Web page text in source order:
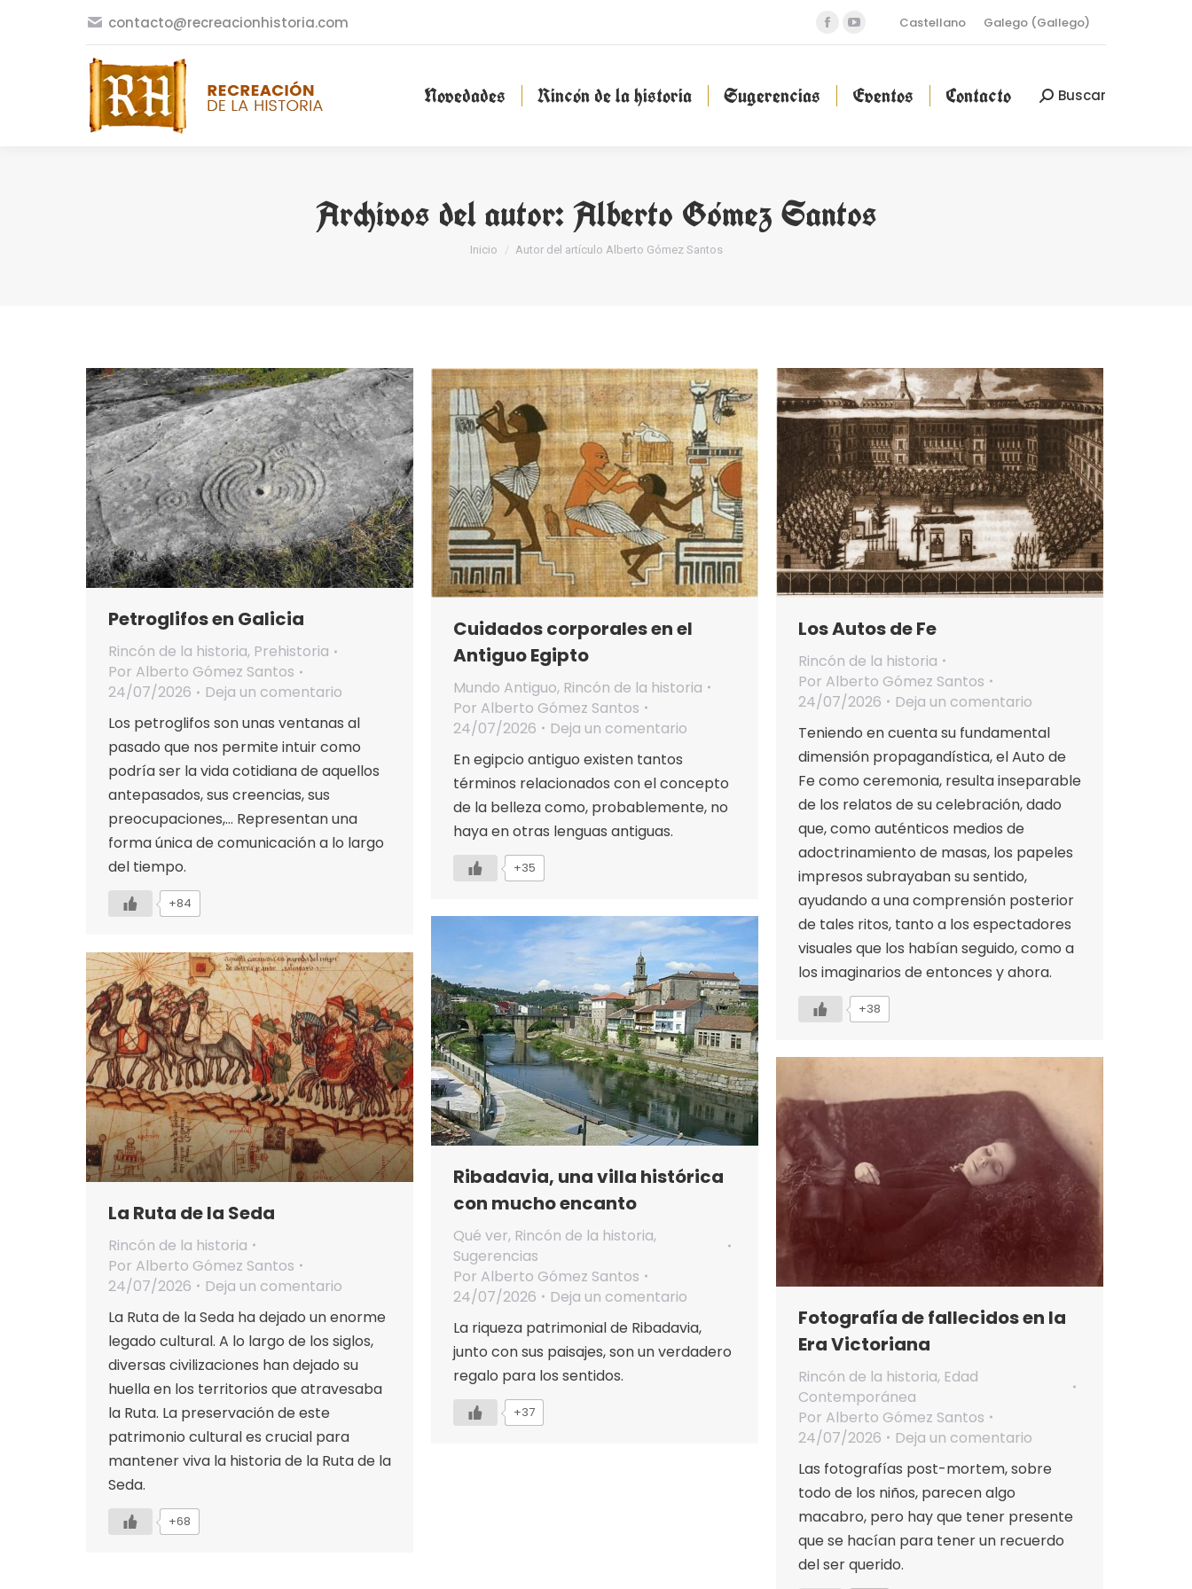
contacto@recreacionhistoria.com
Facebook
in
YouTube
in
Castellano Galego (Gallego)
Novedades Rincón de la historia Sugerencias Eventos Contacto Buscar:
Buscar
Archivos del autor:Alberto Gómez Santos
Estás aquí:
Inicio Autor del artículo Alberto Gómez Santos
Petroglifos en Galicia
Rincón de la historia, Prehistoria
Por Alberto Gómez Santos
24/07/2026
Deja un comentario
Los petroglifos son unas ventanas al
pasado que nos permite intuir como
podría ser la vida cotidiana de aquellos
antepasados, sus creencias, sus
preocupaciones,… Representan una
forma única de comunicación a lo largo
del tiempo.
+84
Cuidados corporales en el
Antiguo Egipto
Mundo Antiguo, Rincón de la historia
Por Alberto Gómez Santos
24/07/2026
Deja un comentario
En egipcio antiguo existen tantos
términos relacionados con el concepto
de la belleza como, probablemente, no
haya en otras lenguas antiguas.
+35
Los Autos de Fe
Rincón de la historia
Por Alberto Gómez Santos
24/07/2026
Deja un comentario
Teniendo en cuenta su fundamental
dimensión propagandística, el Auto de
Fe como ceremonia, resulta inseparable
de los relatos de su celebración, dado
que, como auténticos medios de
adoctrinamiento de masas, los papeles
impresos subrayaban su sentido,
ayudando a una comprensión posterior
de tales ritos, tanto a los espectadores
visuales que los habían seguido, como a
los imaginarios de entonces y ahora.
+38
Ribadavia, una villa histórica
con mucho encanto
Qué ver, Rincón de la historia,
Sugerencias
Por Alberto Gómez Santos
24/07/2026
Deja un comentario
La riqueza patrimonial de Ribadavia,
junto con sus paisajes, son un verdadero
regalo para los sentidos.
+37
La Ruta de la Seda
Rincón de la historia
Por Alberto Gómez Santos
24/07/2026
Deja un comentario
La Ruta de la Seda ha dejado un enorme
legado cultural. A lo largo de los siglos,
diversas civilizaciones han dejado su
huella en los territorios que atravesaba
la Ruta. La preservación de este
patrimonio cultural es crucial para
mantener viva la historia de la Ruta de la
Seda.
+68
Fotografía de fallecidos en la
Era Victoriana
Rincón de la historia, Edad
Contemporánea
Por Alberto Gómez Santos
24/07/2026
Deja un comentario
Las fotografías post-mortem, sobre
todo de los niños, parecen algo
macabro, pero hay que tener presente
que se hacían para tener un recuerdo
del ser querido.
Novedades Rincón de la historia Sugerencias Eventos Contacto Buscar